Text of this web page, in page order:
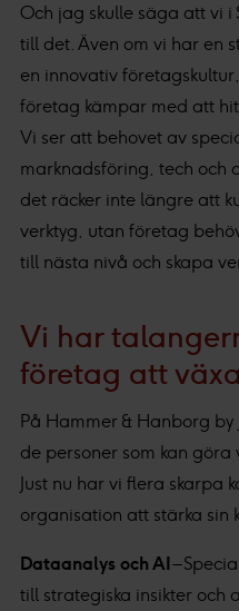
Och jag skulle säga att vi i
till det. Även om vi har en
en innovativ
företag kämpar med att
Vi ser att behovet av
marknadsföring, tech och
det räcker inte längre att
verktyg, utan företag
till nästa nivå och skapa
Vi har
företag att växa
På Hammer & Hanborg
de personer som kan
Just nu har vi flera skarpa
organisation att stärka sin
Dataanalys och AI–
till strategiska insikter och